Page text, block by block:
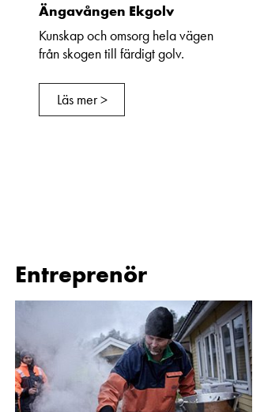
Ängavången Ekgolv
Kunskap och omsorg hela vägen
från skogen till färdigt golv.
Läs mer >
Entreprenör